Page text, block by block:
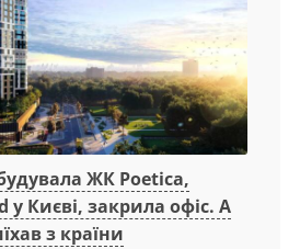
ЖК Poetica,
у Києві, закрила офіс. А
з країни